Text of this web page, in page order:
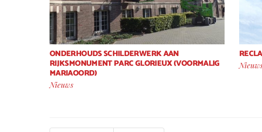
ONDERHOUDS SCHILDERWERK AAN
RIJKSMONUMENT PARC GLORIEUX (VOORMALIG
MARIAOORD)
Nieuws